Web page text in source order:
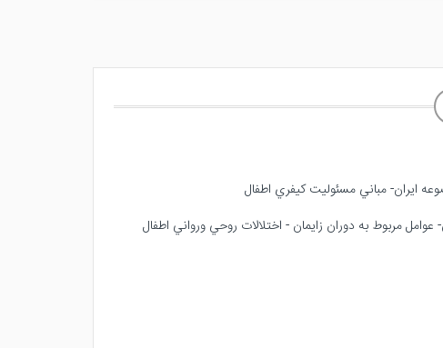
عوامل مربوط به دوران زايمان - اختلالات روحي ورواني اطفال